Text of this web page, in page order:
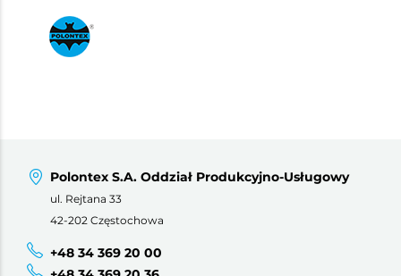
Polontex S.A. Oddział Produkcyjno-Usługowy
ul. Rejtana 33
42-202 Częstochowa
+48 34 369 20 00